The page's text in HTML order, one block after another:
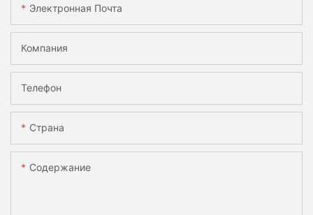
Электронная Почта
Компания
Телефон
Страна
Содержание